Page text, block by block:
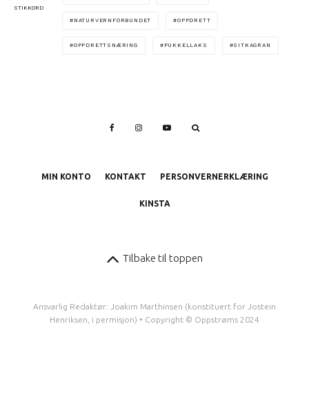
STIKKORD
NATURVERNFORBUNDET OPPDRETT
OPPDRETTSNÆRING PUKKELLAKS SITKAGRAN
MIN KONTO KONTAKT PERSONVERNERKLÆRING
KINSTA
Tilbake til toppen
Ansvarlig Redaktør: Joakim Marthinsen (konstituert for Jostein
Henriksen, i permisjon) • Copyright © Oppstrøms 2024